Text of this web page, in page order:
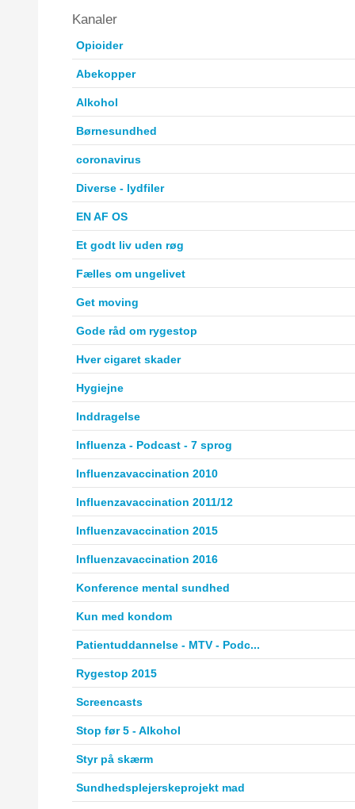
Kanaler
Opioider
Abekopper
Alkohol
Børnesundhed
coronavirus
Diverse - lydfiler
EN AF OS
Et godt liv uden røg
Fælles om ungelivet
Get moving
Gode råd om rygestop
Hver cigaret skader
Hygiejne
Inddragelse
Influenza - Podcast - 7 sprog
Influenzavaccination 2010
Influenzavaccination 2011/12
Influenzavaccination 2015
Influenzavaccination 2016
Konference mental sundhed
Kun med kondom
Patientuddannelse - MTV - Podc...
Rygestop 2015
Screencasts
Stop før 5 - Alkohol
Styr på skærm
Sundhedsplejerskeprojekt mad